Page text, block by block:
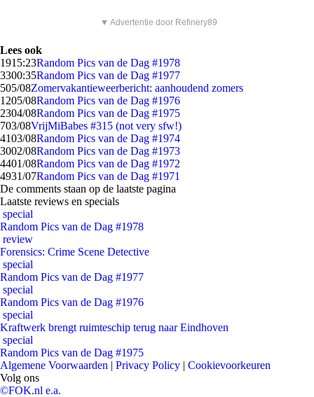
▼ Advertentie door Refinery89
Lees ook
1915:23Random Pics van de Dag #1978
3300:35Random Pics van de Dag #1977
505/08Zomervakantieweerbericht: aanhoudend zomers
1205/08Random Pics van de Dag #1976
2304/08Random Pics van de Dag #1975
703/08VrijMiBabes #315 (not very sfw!)
4103/08Random Pics van de Dag #1974
3002/08Random Pics van de Dag #1973
4401/08Random Pics van de Dag #1972
4931/07Random Pics van de Dag #1971
De comments staan op de laatste pagina
Laatste reviews en specials
special
Random Pics van de Dag #1978
review
Forensics: Crime Scene Detective
special
Random Pics van de Dag #1977
special
Random Pics van de Dag #1976
special
Kraftwerk brengt ruimteschip terug naar Eindhoven
special
Random Pics van de Dag #1975
Algemene Voorwaarden | Privacy Policy | Cookievoorkeuren
Volg ons
©FOK.nl e.a.